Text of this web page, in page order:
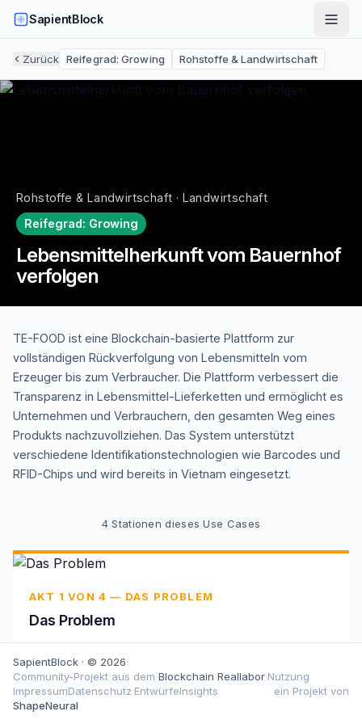
SapientBlock
Zurück Reifegrad:Growing Rohstoffe & Landwirtschaft
Rohstoffe & Landwirtschaft · Landwirtschaft
Reifegrad: Growing
Lebensmittelherkunft vom Bauernhof
verfolgen
TE-FOOD ist eine Blockchain-basierte Plattform zur
vollständigen Rückverfolgung von Lebensmitteln vom
Erzeuger bis zum Verbraucher. Die Plattform verbessert die
Transparenz in Lebensmittel-Lieferketten und ermöglicht es
Unternehmen und Verbrauchern, den gesamten Weg eines
Produkts nachzuvollziehen. Das System unterstützt
verschiedene Identifikationstechnologien wie Barcodes und
RFID-Chips und wird bereits in Vietnam eingesetzt.
4 Stationen dieses Use Cases
AKT 1 VON 4 — DAS PROBLEM
Das Problem
Vietnam kämpfte mit
Lebensmittelsicherheitsproblemen und fehlendem
Verbrauchervertrauen aufgrund undurchsichtiger
Lieferketten ohne nachvollziehbare Herkunftsdaten.
SapientBlock · © 2026·
Community-Projekt aus dem Blockchain Reallabor·Nutzung
ImpressumDatenschutz·EntwürfeInsights
ein Projekt von
ShapeNeural